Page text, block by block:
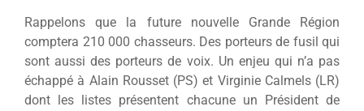
Rappelons que la future nouvelle Grande Région
comptera 210 000 chasseurs. Des porteurs de fusil qui
sont aussi des porteurs de voix. Un enjeu qui n’a pas
échappé à Alain Rousset (PS) et Virginie Calmels (LR)
dont les listes présentent chacune un Président de